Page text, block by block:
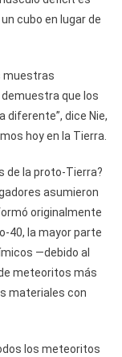
cubo en lugar de
muestras
que los
dice Nie,
hoy en la Tierra.
de la proto-Tierra?
asumieron
originalmente
40, la mayor parte
—debido al
meteoritos más
materiales con
los meteoritos